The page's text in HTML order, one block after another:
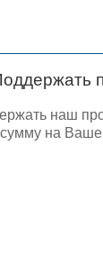
наш
на Ваше